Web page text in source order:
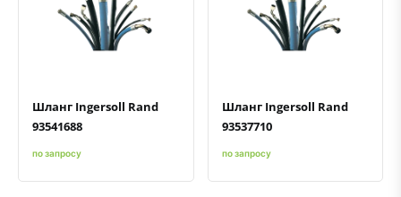
Быстрый просмотрДобавить к сравнению
Добавить в избранное
Шланг Ingersoll Rand
93541688
по запросу
Быстрый просмотрДобавить к сравнению
Добавить в избранное
Шланг Ingersoll Rand
93537710
по запросу